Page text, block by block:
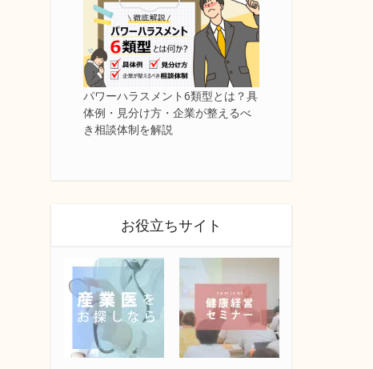
パワーハラスメント6類型とは？具
体例・見分け方・企業が整えるべ
き相談体制を解説
お役立ちサイト